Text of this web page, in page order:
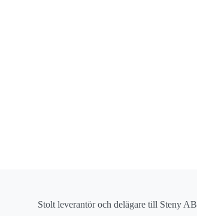
Stolt leverantör och delägare till Steny AB